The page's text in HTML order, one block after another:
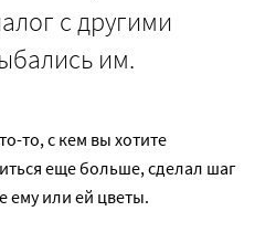
с другими
им.
то, с кем вы хотите
еще больше, сделал шаг
ему или ей цветы.